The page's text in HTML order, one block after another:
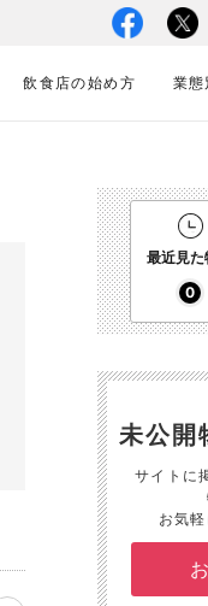
飲食店の始め方 業
最近見た
0
未公開
サイトに
お気